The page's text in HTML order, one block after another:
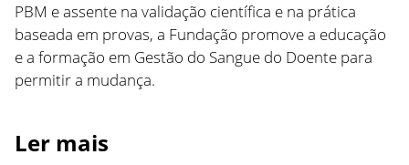
PBM e assente na validação científica e na prática
baseada em provas, a Fundação promove a educação
e a formação em Gestão do Sangue do Doente para
permitir a mudança.
Ler mais